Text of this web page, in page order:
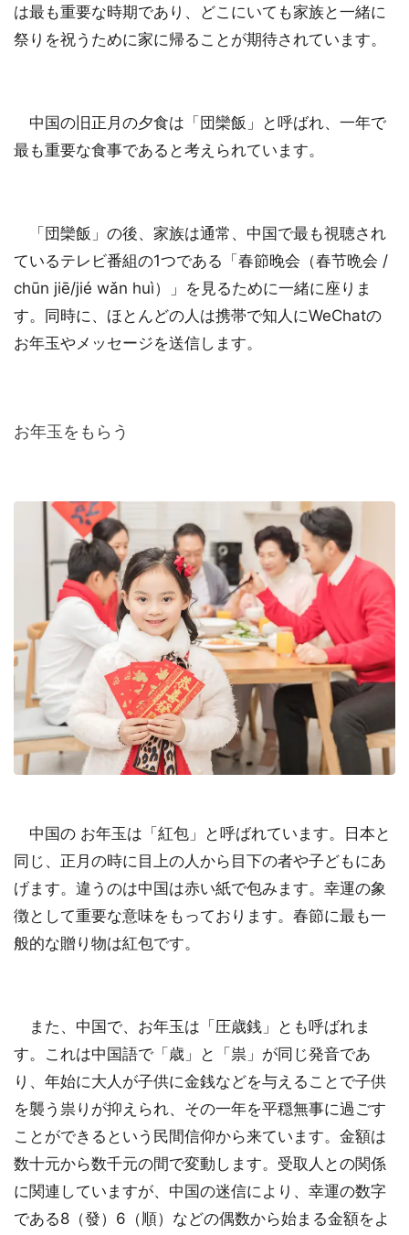
は最も重要な時期であり、どこにいても家族と一緒に
祭りを祝うために家に帰ることが期待されています。
中国の旧正月の夕食は「団欒飯」と呼ばれ、一年で
最も重要な食事であると考えられています。
「団欒飯」の後、家族は通常、中国で最も視聴され
ているテレビ番組の1つである「春節晚会（春节晩会 /
chūn jiē/jié wǎn huì）」を見るために一緒に座りま
す。同時に、ほとんどの人は携帯で知人にWeChatの
お年玉やメッセージを送信します。
お年玉をもらう
中国の お年玉は「紅包」と呼ばれています。日本と
同じ、正月の時に目上の人から目下の者や子どもにあ
げます。違うのは中国は赤い紙で包みます。幸運の象
徴として重要な意味をもっております。春節に最も一
般的な贈り物は紅包です。
また、中国で、お年玉は「圧歳銭」とも呼ばれま
す。これは中国語で「歳」と「祟」が同じ発音であ
り、年始に大人が子供に金銭などを与えることで子供
を襲う祟りが抑えられ、その一年を平穏無事に過ごす
ことができるという民間信仰から来ています。金額は
数十元から数千元の間で変動します。受取人との関係
に関連していますが、中国の迷信により、幸運の数字
である8（發）6（順）などの偶数から始まる金額をよ